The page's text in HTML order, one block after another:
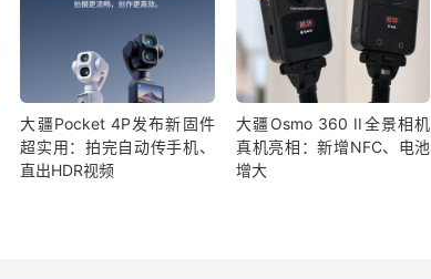
大疆Pocket 4P发布新固件
超实用：拍完自动传手机、
直出HDR视频
大疆Osmo 360 II全景相机
真机亮相：新增NFC、电池
增大